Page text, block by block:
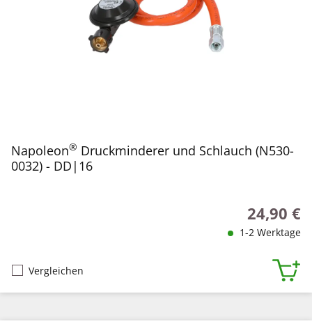
Napoleon® Druckminderer und Schlauch (N530-
0032) - DD|16
Regulärer
24,90 €
1-2 Werktage
Vergleichen